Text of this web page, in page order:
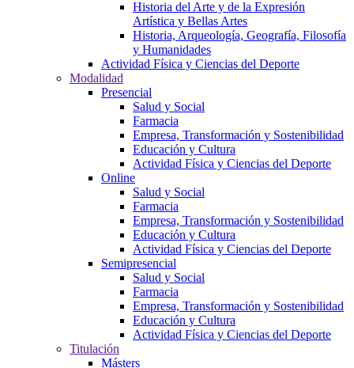
Historia del Arte y de la Expresión
Artística y Bellas Artes
Historia, Arqueología, Geografía, Filosofía
y Humanidades
Actividad Física y Ciencias del Deporte
Modalidad
Presencial
Salud y Social
Farmacia
Empresa, Transformación y Sostenibilidad
Educación y Cultura
Actividad Física y Ciencias del Deporte
Online
Salud y Social
Farmacia
Empresa, Transformación y Sostenibilidad
Educación y Cultura
Actividad Física y Ciencias del Deporte
Semipresencial
Salud y Social
Farmacia
Empresa, Transformación y Sostenibilidad
Educación y Cultura
Actividad Física y Ciencias del Deporte
Titulación
Másters